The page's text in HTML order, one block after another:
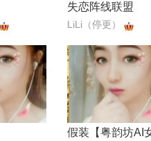
失恋阵线联盟
LiLi（停更）